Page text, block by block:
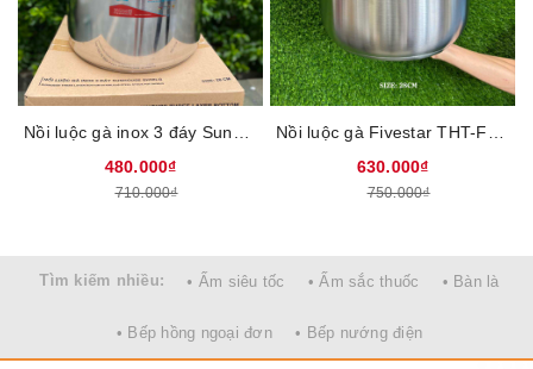
– Ngoài phủ lớp Clear chống bám bẩn, dễ dàng vệ sinh khi dùng
xong
– Nồi 24 đa năng, vừa làm nồi lẩu, nồi nấu thông thường, chảo
rán, chảo xào.
480.000₫
710.000₫
630.000₫
750.000₫
Tìm kiếm nhiều: • Ấm siêu tốc • Ấm sắc thuốc • Bàn là
• Bếp hồng ngoại đơn • Bếp nướng điện